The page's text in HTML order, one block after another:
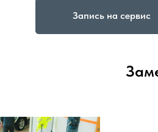
Запись на сервис